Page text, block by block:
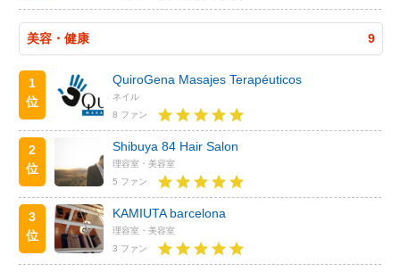
美容・健康 9
1
位
QuiroGena Masajes Terapéuticos
ネイル
8 ファン
2
位
Shibuya 84 Hair Salon
理容室・美容室
5 ファン
3
位
KAMIUTA barcelona
理容室・美容室
3 ファン